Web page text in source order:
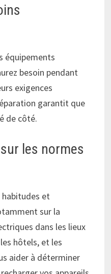
équipements
besoin pendant
exigences
garantit que
de côté.
les normes
habitudes et
sur la
dans les lieux
hôtels, et les
aider à déterminer